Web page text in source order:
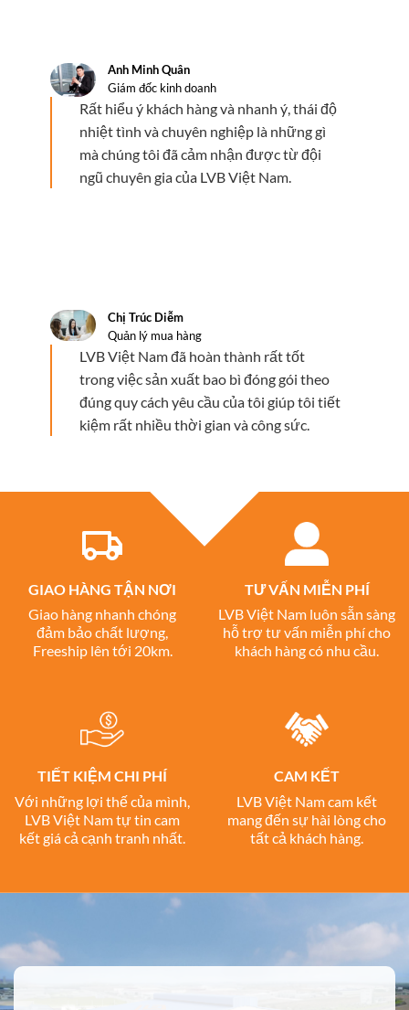
Anh Minh Quân
Giám đốc kinh doanh
Rất hiểu ý khách hàng và nhanh ý, thái độ
nhiệt tình và chuyên nghiệp là những gì
mà chúng tôi đã cảm nhận được từ đội
ngũ chuyên gia của LVB Việt Nam.
Chị Trúc Diễm
Quản lý mua hàng
LVB Việt Nam đã hoàn thành rất tốt
trong việc sản xuất bao bì đóng gói theo
đúng quy cách yêu cầu của tôi giúp tôi tiết
kiệm rất nhiều thời gian và công sức.
GIAO HÀNG TẬN NƠI
Giao hàng nhanh chóng
đảm bảo chất lượng,
Freeship lên tới 20km.
TƯ VẤN MIỄN PHÍ
LVB Việt Nam luôn sẵn sàng
hỗ trợ tư vấn miễn phí cho
khách hàng có nhu cầu.
TIẾT KIỆM CHI PHÍ
Với những lợi thế của mình,
LVB Việt Nam tự tin cam
kết giá cả cạnh tranh nhất.
CAM KẾT
LVB Việt Nam cam kết
mang đến sự hài lòng cho
tất cả khách hàng.